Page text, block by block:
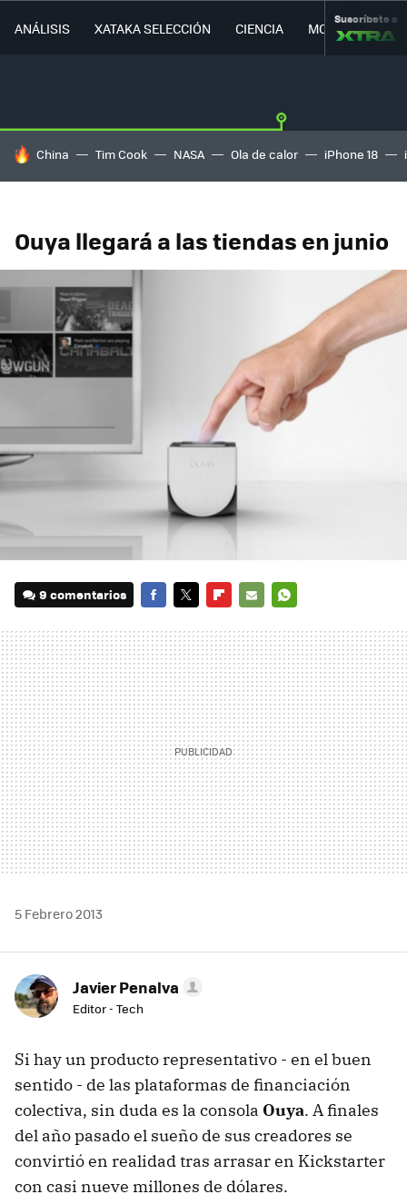
ANÁLISIS XATAKA SELECCIÓN CIENCIA MOVILIDAD
Suscríbete a
HOY SE HABLA DE
China Tim Cook NASA Ola de calor iPhone 18
Ouya llegará a las tiendas en junio
9 comentarios
MAIL
5 Febrero 2013
Javier Penalva
Editor - Tech
Si hay un producto representativo - en el buen
sentido - de las plataformas de financiación
colectiva, sin duda es la consola Ouya. A finales
del año pasado el sueño de sus creadores se
convirtió en realidad tras arrasar en Kickstarter
con casi nueve millones de dólares.